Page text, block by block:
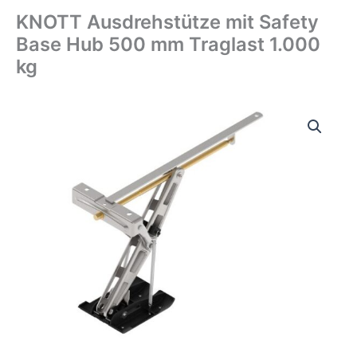
KNOTT Ausdrehstütze mit Safety
Base Hub 500 mm Traglast 1.000
kg